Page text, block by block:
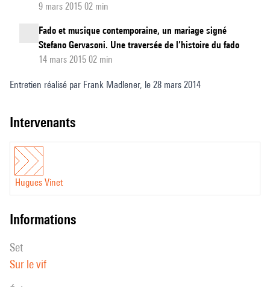
9 mars 2015 02 min
Fado et musique contemporaine, un mariage signé
Stefano Gervasoni. Une traversée de l’histoire du fado
14 mars 2015 02 min
Entretien réalisé par Frank Madlener, le 28 mars 2014
intervenants
Hugues Vinet
informations
set
Sur le vif